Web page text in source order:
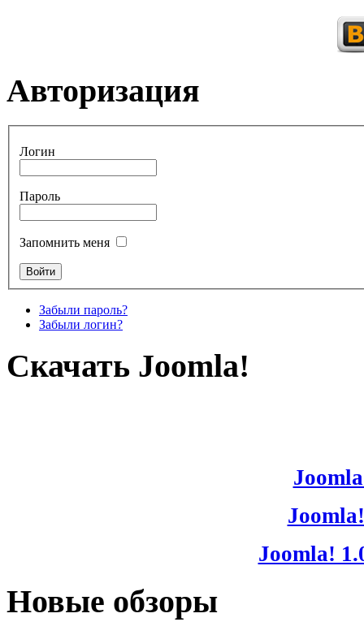
Авторизация
Логин
Пароль
Запомнить меня
Забыли пароль?
Забыли логин?
Скачать Joomla!
Joomla!
Новые обзоры